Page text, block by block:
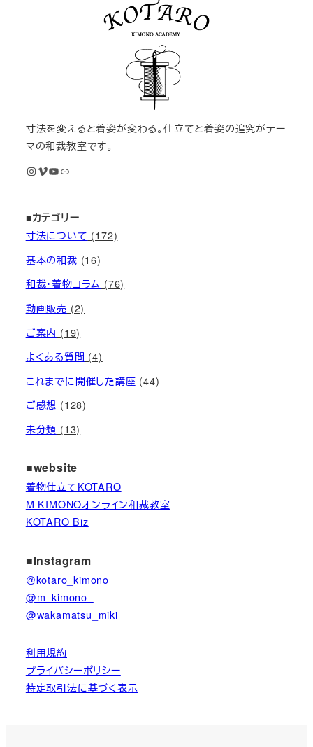
寸法を変えると着姿が変わる。仕立てと着姿の追究がテー
マの和裁教室です。
InstagramVimeo YouTube M KIMONOオンライン和裁教室
■カテゴリー
寸法について (172)
基本の和裁 (16)
和裁・着物コラム (76)
動画販売 (2)
ご案内 (19)
よくある質問 (4)
これまでに開催した講座 (44)
ご感想 (128)
未分類 (13)
■website
着物仕立てKOTARO
M KIMONOオンライン和裁教室
KOTARO Biz
■Instagram
＠kotaro_kimono
@m_kimono_
@wakamatsu_miki
利用規約
プライバシーポリシー
特定取引法に基づく表示